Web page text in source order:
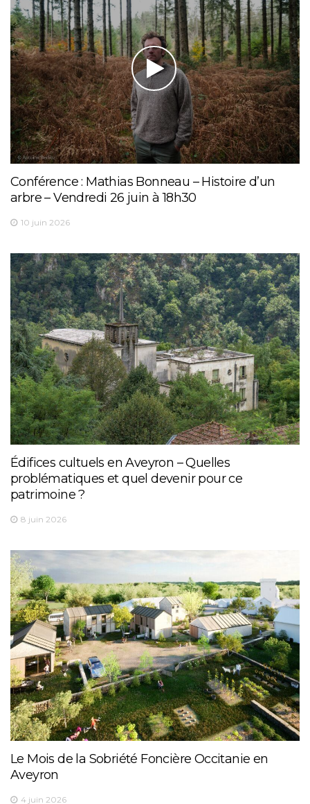
Conférence : Mathias Bonneau – Histoire d’un
arbre – Vendredi 26 juin à 18h30
10 juin 2026
Édifices cultuels en Aveyron – Quelles
problématiques et quel devenir pour ce
patrimoine ?
8 juin 2026
Le Mois de la Sobriété Foncière Occitanie en
Aveyron
4 juin 2026